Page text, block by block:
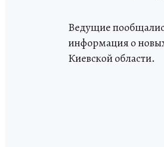
Ведущие
информация о
Киевской области.